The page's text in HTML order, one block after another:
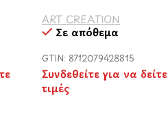
ART CREATION
Σε απόθεμα
GTIN: 8712079428815
Συνδεθείτε για να δείτε
τιμές